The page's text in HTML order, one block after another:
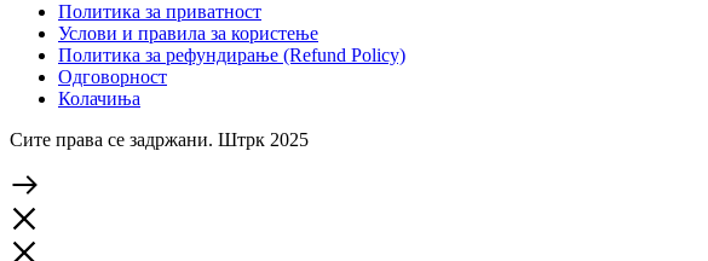
Политика за приватност
Услови и правила за користење
Политика за рефундирање (Refund Policy)
Одговорност
Колачиња
Сите права се задржани. Штрк 2025